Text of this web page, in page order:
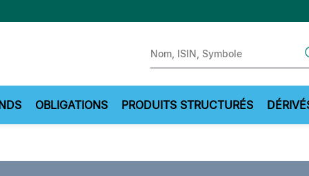
OBLIGATIONS PRODUITS STRUCTURÉS